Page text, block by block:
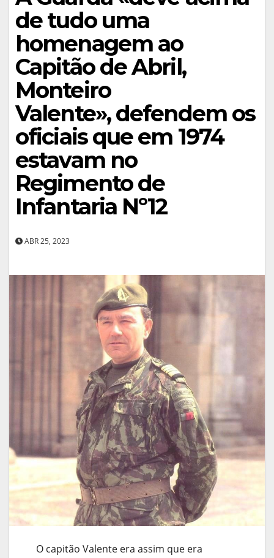
de tudo uma
homenagem ao
Capitão de Abril,
Monteiro
Valente», defendem os
oficiais que em 1974
estavam no
Regimento de
Infantaria Nº12
ABR 25, 2023
O capitão Valente era assim que era